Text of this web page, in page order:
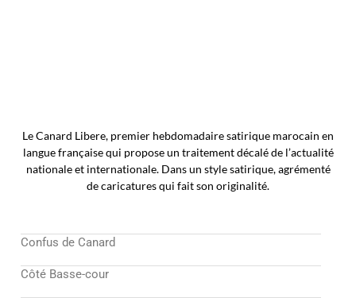
Le Canard Libere, premier hebdomadaire satirique marocain en
langue française qui propose un traitement décalé de l’actualité
nationale et internationale. Dans un style satirique, agrémenté
de caricatures qui fait son originalité.
Confus de Canard
Côté Basse-cour